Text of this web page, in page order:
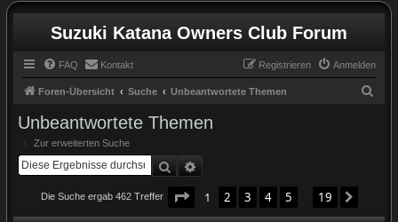
Suzuki Katana Owners Club Forum
FAQ Kontakt Anmelden
Registrieren
Foren-Übersicht Suche Unbeantwortete Themen
Unbeantwortete Themen
Zur erweiterten Suche
Suche
Die Suche ergab 462 Treffer Seite 1von 19
1 2 3 4 5 19